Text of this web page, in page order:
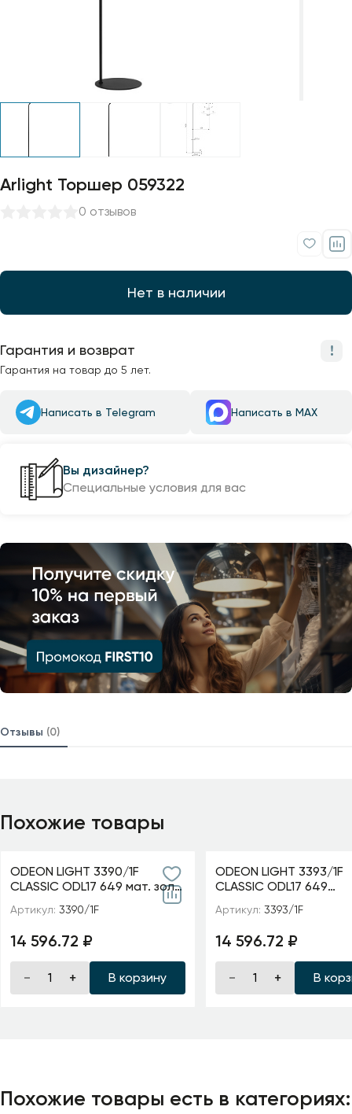
Arlight Торшер 059322
0 отзывов
Нет в наличии
Гарантия и возврат
Гарантия на товар до 5 лет.
Написать в Telegram Написать в MAX
Вы дизайнер?
Специальные условия для вас
Отзывы (0)
Похожие товары
ODEON LIGHT 3390/1F
CLASSIC ODL17 649 мат. зол/
абажур ткань/хрусталь
Торшер E14 40W 220V
Артикул: 3390/1F
14 596.72 ₽
В корзину
ODEON LIGHT 3393/1F
CLASSIC ODL17 649
мат.золото/абажур
хрусталь Торшер E14
Артикул: 3393/1F
14 596.72 ₽
В
Похожие товары есть в категориях: